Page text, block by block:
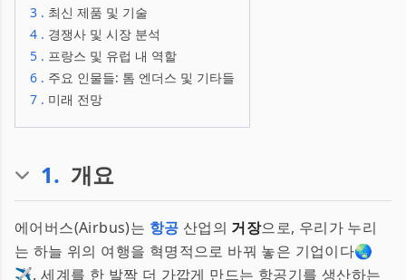
3 . 최신 제품 및 기술
4 . 경쟁사 및 시장 분석
5 . 프랑스 및 유럽 내 역할
6 . 주요 인물들: 톰 엔더스 및 기타들
7 . 미래 전망
1. 개요
에어버스(Airbus)는 항공 산업의 거장으로, 우리가 누리
는 하늘 위의 여행을 혁명적으로 바꿔 놓은 기업이다🌏
✈️. 세계를 한 발짝 더 가깝게 만드는 항공기를 생산하는